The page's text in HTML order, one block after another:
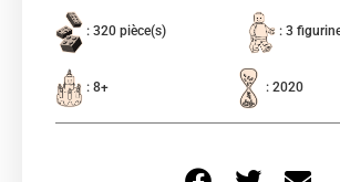
: 320 pièce(s) : 3
: 8+ : 2020